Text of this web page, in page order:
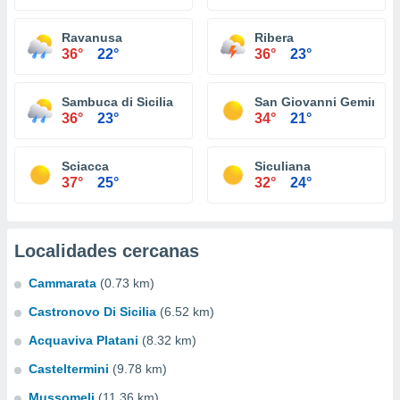
Ravanusa
36° 22°
Ribera
36° 23°
Sambuca di Sicilia
36° 23°
San Giovanni Gemini
34° 21°
Sciacca
37° 25°
Siculiana
32° 24°
Localidades cercanas
Cammarata (0.73 km)
Castronovo Di Sicilia (6.52 km)
Acquaviva Platani (8.32 km)
Casteltermini (9.78 km)